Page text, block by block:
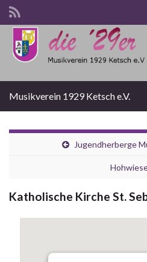
Search for:
Musikverein 1929 Ketsch e.V.
Jugendherberge
Katholische Kirche St.